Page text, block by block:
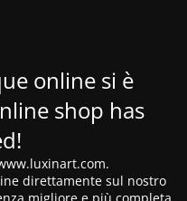
online si è
shop has
direttamente sul nostro